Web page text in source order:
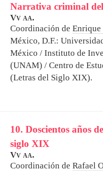
Narrativa criminal
Vv aa.
Coordinación deEnrique
México, D.F.:
México / Instituto de
(UNAM) / Centro de
(Letras del Siglo XIX).
10. Doscientos años
siglo XIX
Vv aa.
Coordinación deRafael